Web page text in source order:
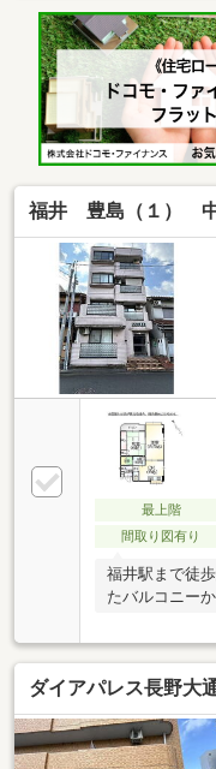
福井 豊島（１）
最上階
間取り図有り
福井駅まで徒
たバルコニー
ダイアパレス長野大